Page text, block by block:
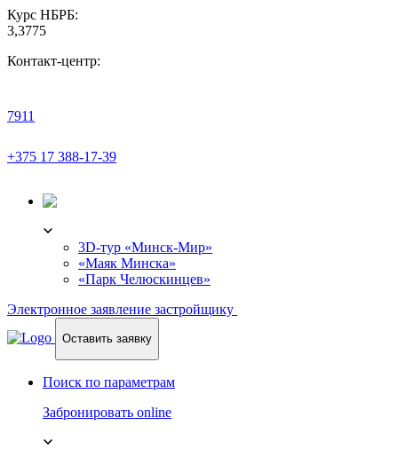
Курс НБРБ:
3,3775
Контакт-центр:
7911
+375 17 388-17-39
3D-тур «Минск-Мир»
«Маяк Минска»
«Парк Челюскинцев»
Электронное заявление застройщику
Оставить заявку
Поиск по параметрам
Забронировать online